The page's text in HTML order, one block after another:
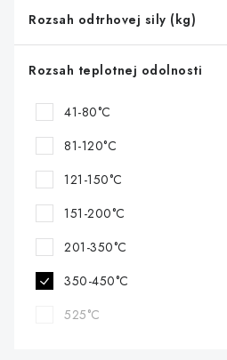
Rozsah odtrhovej sily (kg)
Rozsah teplotnej odolnosti
41-80°C
81-120°C
121-150°C
151-200°C
201-350°C
350-450°C
525°C